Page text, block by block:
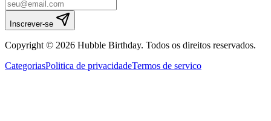
Inscrever-se
Copyright © 2026 Hubble Birthday. Todos os direitos reservados.
CategoriasPolitica de privacidadeTermos de servico